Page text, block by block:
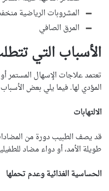
المشروبات الرياضية
المرق الصافي
الأسباب التي
تعتمد علاجات الإسهال المستمر
المؤدي لها. فيما يلي بعض
الالتهابات
قد يصف الطبيب دورة من
طويلة الأمد، أو دواء مضاد
الحساسية الغذائية وعدم تحملها